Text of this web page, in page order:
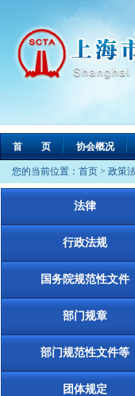
首 页 协会概况
您的当前位置： 首页 > 政策
法律
行政法规
国务院规范性文件
部门规章
部门规范性文件等
团体规定